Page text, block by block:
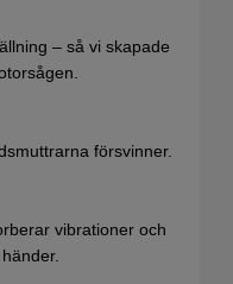
– så vi skapade
försvinner.
vibrationer och